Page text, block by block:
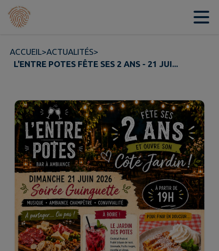
Contenu
ACCUEIL>ACTUALITÉS>
L'ENTRE POTES FÊTE SES 2 ANS - 21 JUI...